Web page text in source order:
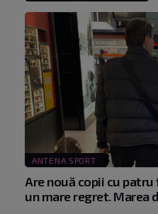
ANTENA SPORT
Are nouă copii cu
un mare regret. Marea